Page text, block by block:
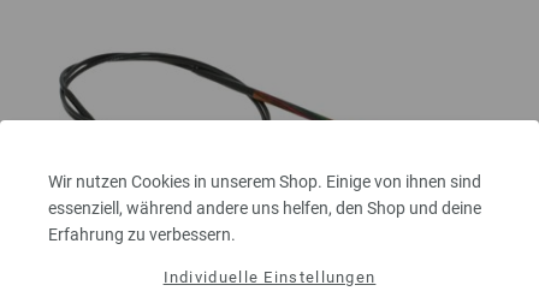
Wir nutzen Cookies in unserem Shop. Einige von ihnen sind
essenziell, während andere uns helfen, den Shop und deine
Erfahrung zu verbessern.
Individuelle Einstellungen